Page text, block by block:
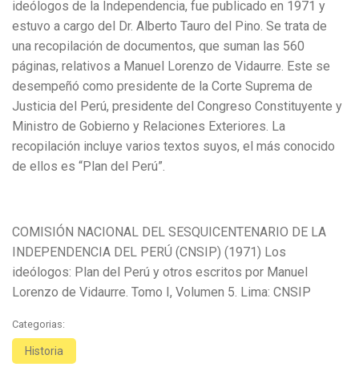
ideólogos de la Independencia, fue publicado en 1971 y
estuvo a cargo del Dr. Alberto Tauro del Pino. Se trata de
una recopilación de documentos, que suman las 560
páginas, relativos a Manuel Lorenzo de Vidaurre. Este se
desempeñó como presidente de la Corte Suprema de
Justicia del Perú, presidente del Congreso Constituyente y
Ministro de Gobierno y Relaciones Exteriores. La
recopilación incluye varios textos suyos, el más conocido
de ellos es “Plan del Perú”.
COMISIÓN NACIONAL DEL SESQUICENTENARIO DE LA
INDEPENDENCIA DEL PERÚ (CNSIP) (1971) Los
ideólogos: Plan del Perú y otros escritos por Manuel
Lorenzo de Vidaurre. Tomo I, Volumen 5. Lima: CNSIP
Categorias:
Historia